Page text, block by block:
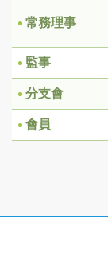
常務理事
監事
分支會
會員